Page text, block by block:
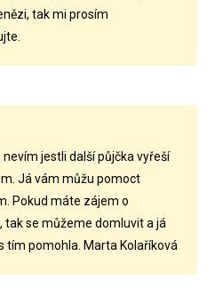
tak mi prosím
nevím jestli další půjčka vyřeší
Já vám můžu pomoct
Pokud máte zájem o
tak se můžeme domluvit a já
tím pomohla. Marta Kolaříková